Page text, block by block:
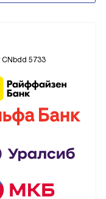
CNbdd 5733